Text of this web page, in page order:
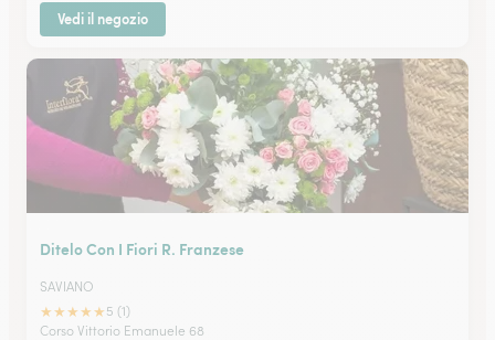
Vedi il negozio
Ditelo Con I Fiori R. Franzese
SAVIANO
★★★★★ 5 (1)
Corso Vittorio Emanuele 68